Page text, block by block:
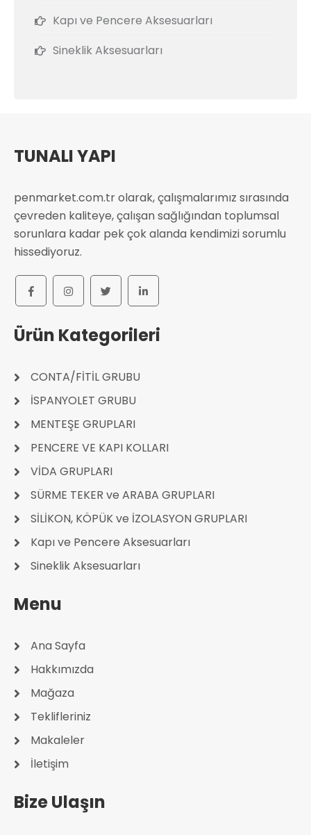
Kapı ve Pencere Aksesuarları
Sineklik Aksesuarları
TUNALI YAPI
penmarket.com.tr olarak, çalışmalarımız sırasında
çevreden kaliteye, çalışan sağlığından toplumsal
sorunlara kadar pek çok alanda kendimizi sorumlu
hissediyoruz.
Ürün Kategorileri
CONTA/FİTİL GRUBU
İSPANYOLET GRUBU
MENTEŞE GRUPLARI
PENCERE VE KAPI KOLLARI
VİDA GRUPLARI
SÜRME TEKER ve ARABA GRUPLARI
SİLİKON, KÖPÜK ve İZOLASYON GRUPLARI
Kapı ve Pencere Aksesuarları
Sineklik Aksesuarları
Menu
Ana Sayfa
Hakkımızda
Mağaza
Teklifleriniz
Makaleler
İletişim
Bize Ulaşın